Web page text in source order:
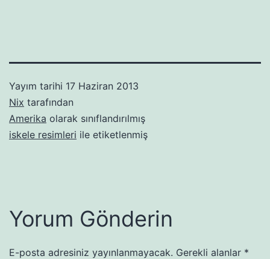
Yayım tarihi 17 Haziran 2013
Nix tarafından
Amerika olarak sınıflandırılmış
iskele resimleri ile etiketlenmiş
Yorum Gönderin
E-posta adresiniz yayınlanmayacak. Gerekli alanlar *